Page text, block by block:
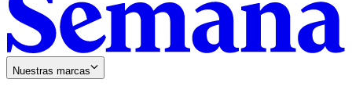
Nuestras marcas